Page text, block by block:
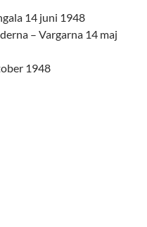
14 juni 1948
– Vargarna 14 maj
1948